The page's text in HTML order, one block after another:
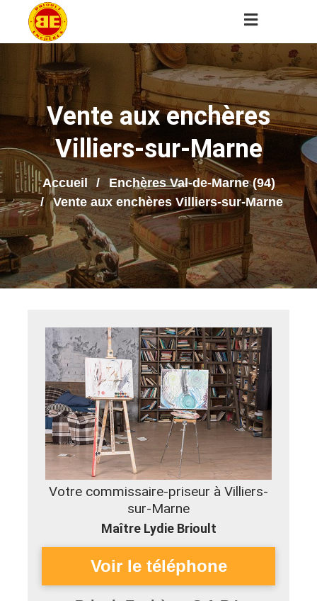
Vente aux enchères
Villiers-sur-Marne
Accueil
Enchères Val-de-Marne (94)
Vente aux enchères Villiers-sur-Marne
Votre commissaire-priseur à Villiers-
sur-Marne
Maître Lydie Brioult